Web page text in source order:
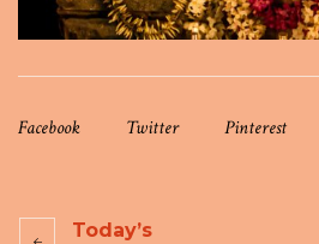
Facebook Twitter Pinterest
Today’s